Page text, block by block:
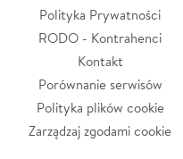
Polityka Prywatności
RODO - Kontrahenci
Kontakt
Porównanie serwisów
Polityka plików cookie
Zarządzaj zgodami cookie